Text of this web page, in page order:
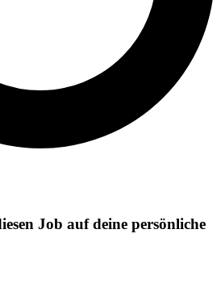
Job auf deine persönliche